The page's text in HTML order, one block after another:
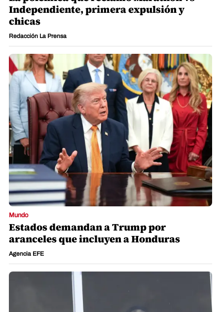
Independiente, primera expulsión y
chicas
Redacción La Prensa
Mundo
Estados demandan a Trump por
aranceles que incluyen a Honduras
Agencia EFE